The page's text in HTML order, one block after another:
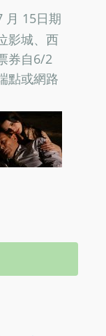
月 15日期
影城、西
券自6/2
點或網路